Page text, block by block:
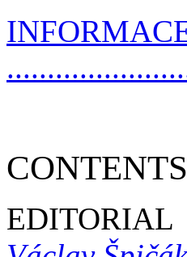
CONTENTS
EDITORIAL